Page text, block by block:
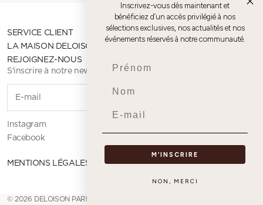
SERVICE CLIENT
LA MAISON DELOISON
REJOIGNEZ-NOUS
S'inscrire à notre newsletter
Instagram
Facebook
MENTIONS LÉGALES
© 2026 DELOISON PARIS
Inscrivez-vous dès maintenant et
bénéficiez d’un accès privilégié à nos
sélections exclusives, nos actualités et nos
événements réservés à notre communauté.
Prenom
M’INSCRIRE
NON, MERCI